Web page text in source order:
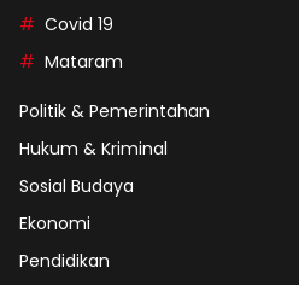
Covid 19
Mataram
Politik & Pemerintahan
Hukum & Kriminal
Sosial Budaya
Ekonomi
Pendidikan